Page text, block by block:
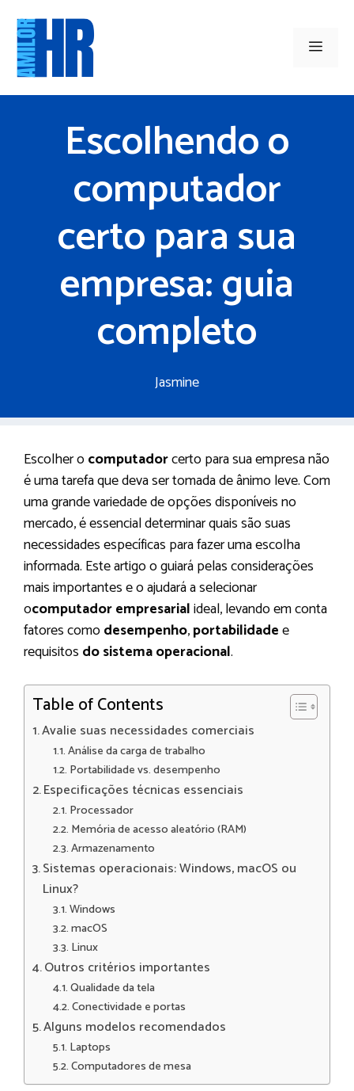
para
conteúdo
Menu
Escolhendo o
computador
certo para sua
empresa: guia
completo
Jasmine
Escolher ocomputadorcerto para sua empresa não
é uma tarefa que deva ser tomada de ânimo leve. Com
uma grande variedade de opções disponíveis no
mercado, é essencial determinar quais são suas
necessidades específicas para fazer uma escolha
informada. Este artigo o guiará pelas considerações
mais importantes e o ajudará a selecionar
ocomputador empresarialideal, levando em conta
fatores comodesempenho,portabilidadee
requisitos do sistema operacional.
Table of Contents
Avalie suas necessidades comerciais
Análise da carga de trabalho
Portabilidade vs. desempenho
Especificações técnicas essenciais
Processador
Memória de acesso aleatório (RAM)
Armazenamento
Sistemas operacionais: Windows, macOS ou
Linux?
Windows
macOS
Linux
Outros critérios importantes
Qualidade da tela
Conectividade e portas
Alguns modelos recomendados
Laptops
Computadores de mesa